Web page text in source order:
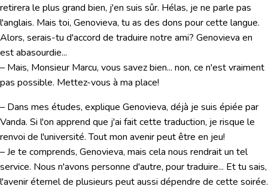
retirera le plus grand bien, j'en suis sûr. Hélas, je ne parle pas
l'anglais. Mais toi, Genovieva, tu as des dons pour cette langue.
Alors, serais-tu d'accord de traduire notre ami? Genovieva en
est abasourdie...
– Mais, Monsieur Marcu, vous savez bien... non, ce n'est vraiment
pas possible. Mettez-vous à ma place!
– Dans mes études, explique Genovieva, déjà je suis épiée par
Vanda. Si l'on apprend que j'ai fait cette traduction, je risque le
renvoi de l'université. Tout mon avenir peut être en jeu!
– Je te comprends, Genovieva, mais cela nous rendrait un tel
service. Nous n'avons personne d'autre, pour traduire... Et tu sais,
l'avenir éternel de plusieurs peut aussi dépendre de cette soirée.